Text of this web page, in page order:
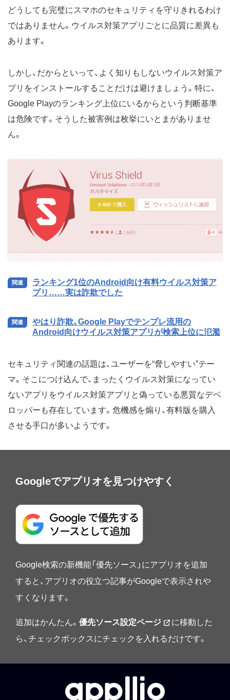
どうしても完璧にスマホのセキュリティを守りきれるわけ
ではありません。ウイルス対策アプリごとに品質に差異も
あります。
しかし、だからといって、よく知りもしないウイルス対策ア
プリをインストールすることだけは避けましょう。特に、
Google Playのランキング上位にいるからという判断基準
は危険です。そうした被害例は枚挙にいとまがありませ
ん。
ランキング1位のAndroid向け有料ウイルス対策ア
プリ……実は詐欺でした
やはり詐欺、Google Playでテンプレ流用の
Android向けウイルス対策アプリが検索上位に氾濫
セキュリティ関連の話題は、ユーザーを“脅しやすい”テー
マ。そこにつけ込んで、まったくウイルス対策になってい
ないアプリをウイルス対策アプリと偽っている悪質なデベ
ロッパーも存在しています。危機感を煽り、有料版を購入
させる手口が多いようです。
Googleでアプリオを見つけやすく
Google検索の新機能「優先ソース」にアプリオを追加
すると、アプリオの役立つ記事がGoogleで表示されや
すくなります。
追加はかんたん。 優先ソース設定ページ
に移動した
ら、チェックボックスにチェックを入れるだけです。